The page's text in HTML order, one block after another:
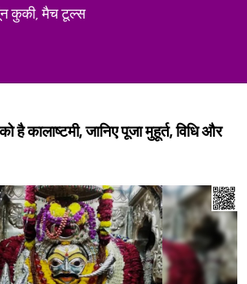
कुकी, मैच टूल्स
है कालाष्टमी, जानिए पूजा मुहूर्त, विधि और